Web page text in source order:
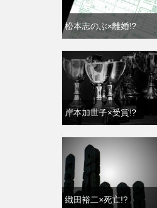
松本志のぶ×離婚!?
岸本加世子×受賞!?
織田裕二×死亡!?